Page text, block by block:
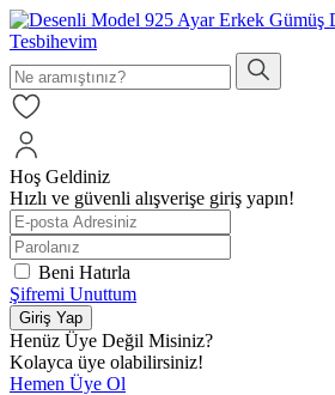
Hoş Geldiniz
Hızlı ve güvenli alışverişe giriş yapın!
Beni Hatırla
Şifremi Unuttum
Giriş Yap
Henüz Üye Değil Misiniz?
Kolayca üye olabilirsiniz!
Hemen Üye Ol